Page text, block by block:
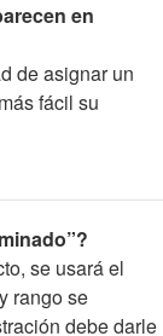
en
de asignar un
fácil su
se usará el
rango se
debe darle